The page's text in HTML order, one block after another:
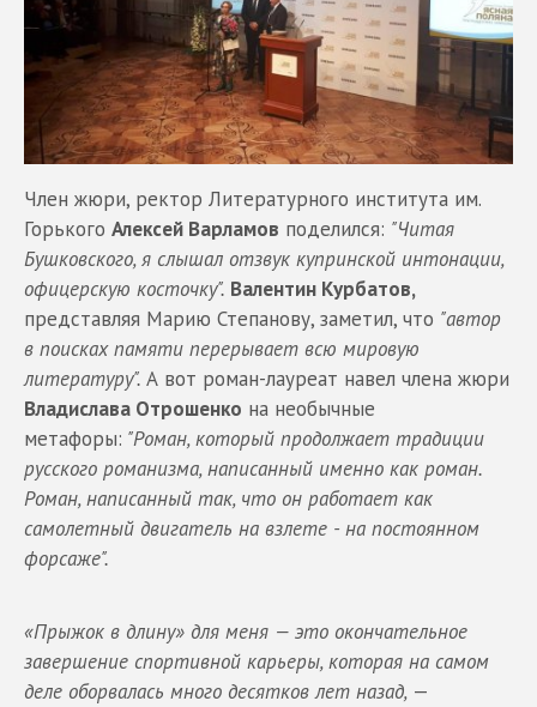
Член жюри, ректор Литературного института им.
Горького Алексей Варламов поделился: "Читая
Бушковского, я слышал отзвук купринской интонации,
офицерскую косточку". Валентин Курбатов,
представляя Марию Степанову, заметил, что "автор
в поисках памяти перерывает всю мировую
литературу". А вот роман-лауреат навел члена жюри
Владислава Отрошенко на необычные
метафоры: "Роман, который продолжает традиции
русского романизма, написанный именно как роман.
Роман, написанный так, что он работает как
самолетный двигатель на взлете - на постоянном
форсаже".
«Прыжок в длину» для меня — это окончательное
завершение спортивной карьеры, которая на самом
деле оборвалась много десятков лет назад, —